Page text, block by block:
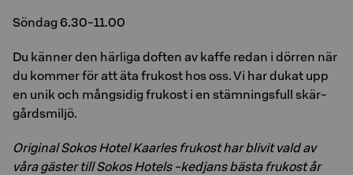
Söndag 6.30-11.00
Du kän­ner den här­li­ga dof­ten av kaffe redan i dör­ren när
du kom­mer för att äta fru­kost hos oss. Vi har dukat upp
en unik och mångsidig fru­kost i en stäm­nings­full skär­
gårds­mil­jö.
Original Sokos Hotel Kaarles frukost har blivit vald av
våra gäster till Sokos Hotels -kedjans bästa frukost år